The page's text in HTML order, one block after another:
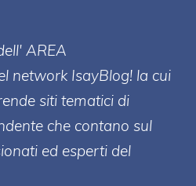
AREA
network IsayBlog! la cui
siti tematici di
che contano sul
ed esperti del